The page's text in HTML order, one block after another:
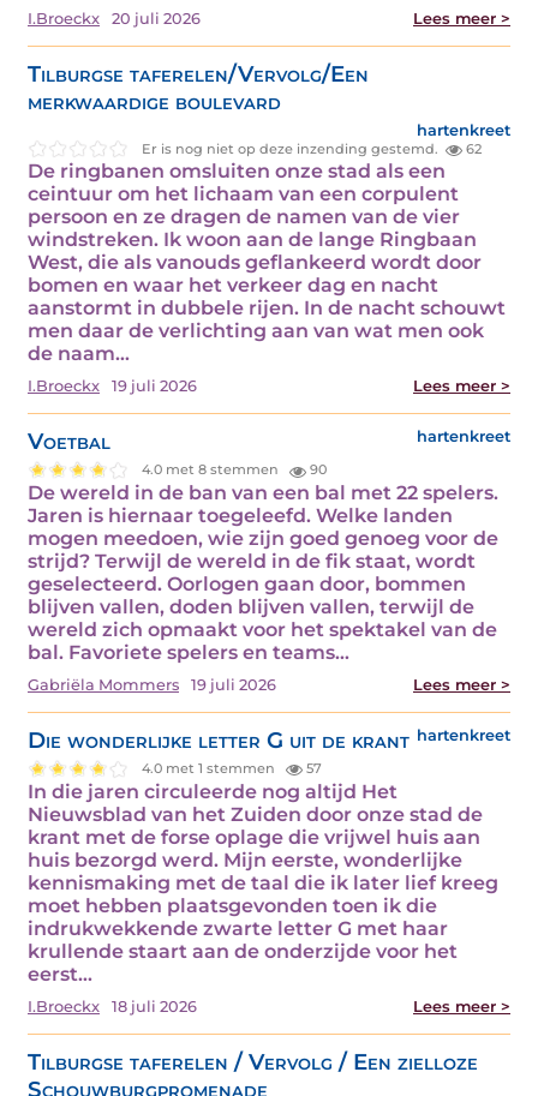
I.Broeckx 20 juli 2026 Lees meer >
Tilburgse taferelen/Vervolg/Een
merkwaardige boulevard
hartenkreet
Er is nog niet op deze inzending gestemd. 62
De ringbanen omsluiten onze stad als een
ceintuur om het lichaam van een corpulent
persoon en ze dragen de namen van de vier
windstreken. Ik woon aan de lange Ringbaan
West, die als vanouds geflankeerd wordt door
bomen en waar het verkeer dag en nacht
aanstormt in dubbele rijen. In de nacht schouwt
men daar de verlichting aan van wat men ook
de naam…
I.Broeckx 19 juli 2026 Lees meer >
Voetbal hartenkreet
4.0 met 8 stemmen 90
De wereld in de ban van een bal met 22 spelers.
Jaren is hiernaar toegeleefd. Welke landen
mogen meedoen, wie zijn goed genoeg voor de
strijd? Terwijl de wereld in de fik staat, wordt
geselecteerd. Oorlogen gaan door, bommen
blijven vallen, doden blijven vallen, terwijl de
wereld zich opmaakt voor het spektakel van de
bal. Favoriete spelers en teams…
Gabriëla Mommers 19 juli 2026 Lees meer >
Die wonderlijke letter G uit de krant hartenkreet
4.0 met 1 stemmen 57
In die jaren circuleerde nog altijd Het
Nieuwsblad van het Zuiden door onze stad de
krant met de forse oplage die vrijwel huis aan
huis bezorgd werd. Mijn eerste, wonderlijke
kennismaking met de taal die ik later lief kreeg
moet hebben plaatsgevonden toen ik die
indrukwekkende zwarte letter G met haar
krullende staart aan de onderzijde voor het
eerst…
I.Broeckx 18 juli 2026 Lees meer >
Tilburgse taferelen / Vervolg / Een zielloze
Schouwburgpromenade